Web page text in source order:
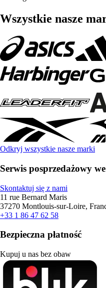
Wszystkie nasze
Odkryj wszystkie nasze marki
Serwis posprzedażowy
Skontaktuj się z nami
11 rue Bernard Maris
37270 Montlouis-sur-Loire,
+33 1 86 47 62 58
Bezpieczna płatność
Kupuj u nas bez obaw